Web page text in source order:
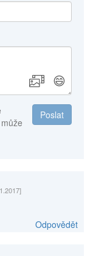
😄
Poslat
Odpovědět